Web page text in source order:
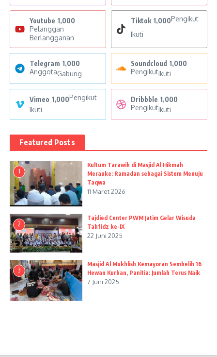
Youtube 1,000
Pelanggan
Berlangganan
Tiktok 1,000Pengikut
Ikuti
Telegram 1,000
AnggotaGabung
Soundcloud 1,000
PengikutIkuti
Vimeo 1,000Pengikut
Ikuti
Dribbble 1,000
PengikutIkuti
Featured Posts
1
Kultum Tarawih di Masjid Al Hikmah
Merauke: Ramadan sebagai Sistem Menuju
Taqwa
11 Maret 2026
2
Tajdied Center PWM Jatim Gelar Wisuda
Tahfidz ke-IX
22 Juni 2025
3
Masjid Al Mukhlish Kemayoran Sembelih 16
Hewan Kurban, Panitia: Jumlah Terus Naik
7 Juni 2025